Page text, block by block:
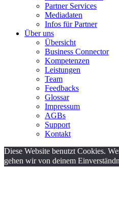
Partner Services
Mediadaten
Infos für Partner
Über uns
Übersicht
Business Connector
Kompetenzen
Leistungen
Team
Feedbacks
Glossar
Impressum
AGBs
Support
Kontakt
Diese Website benutzt Cookies.
gehen wir von deinem